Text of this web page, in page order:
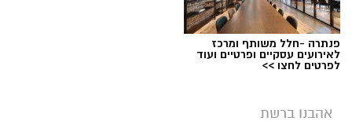
חדשותי? מצאתם טעות בכתבה? נשמח שתשתפו
פנתרה -חלל משותף ומרכז
לאירועים עסקיים ופרטיים ועוד
לפרטים לחצו >>
אהבנו ברשת